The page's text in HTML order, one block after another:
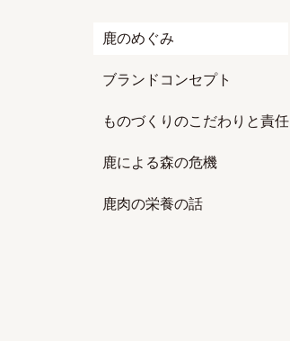
鹿のめぐみ
ブランドコンセプト
ものづくりのこだわりと責任
鹿による森の危機
鹿肉の栄養の話